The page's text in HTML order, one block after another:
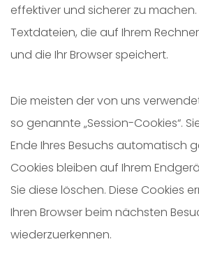
effektiver und sicherer zu
Textdateien, die auf Ihrem
und die Ihr Browser speichert.
Die meisten der von uns
so genannte „Session-Cookies“.
Ende Ihres Besuchs automatisch
Cookies bleiben auf Ihrem
Sie diese löschen. Diese Cookies
Ihren Browser beim nächsten
wiederzuerkennen.